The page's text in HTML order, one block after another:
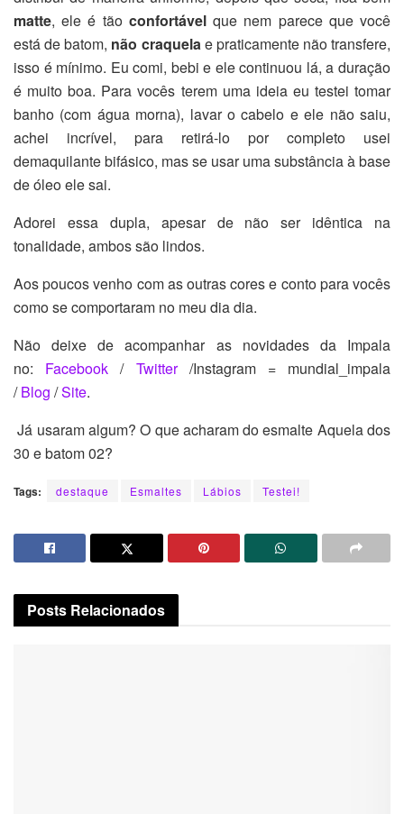
matte, ele é tão confortávelque nem parece que você
está de batom, não craquelae praticamente não transfere,
isso é mínimo. Eu comi, bebi e ele continuou lá, a duração
é muito boa. Para vocês terem uma ideia eu testei tomar
banho (com água morna), lavar o cabelo e ele não saiu,
achei incrível, para retirá-lo por completo usei
demaquilante bifásico, mas se usar uma substância à base
de óleo ele sai.
Adorei essa dupla, apesar de não ser idêntica na
tonalidade, ambos são lindos.
Aos poucos venho com as outras cores e conto para vocês
como se comportaram no meu dia dia.
Não deixe de acompanhar as novidades da Impala
no: Facebook / Twitter/Instagram = mundial_impala
/Blog /Site.
Já usaram algum? O que acharam do esmalte Aquela dos
30 e batom 02?
Tags: destaque Esmaltes Lábios Testei!
Posts Relacionados